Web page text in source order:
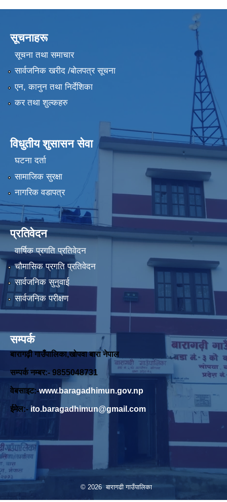
सूचनाहरू
सूचना तथा समाचार
सार्वजनिक खरीद /बोलपत्र सूचना
एन, कानुन तथा निर्देशिका
कर तथा शुल्कहरु
विधुतीय शुसासन सेवा
घटना दर्ता
सामाजिक सुरक्षा
नागरिक वडापत्र
प्रतिवेदन
वार्षिक प्रगति प्रतिवेदन
चौमासिक प्रगति प्रतिवेदन
सार्वजनिक सुनुवाई
सार्वजनिक परीक्षण
सम्पर्क
बारागढ़ी गाउँपालिका,खोपवा बारा नेपाल
सम्पर्क नम्बर:- 9855048731
वेबसाइट:-www.baragadhimun.gov.np
ईमेल:- ito.baragadhimun@gmail.com
© 2026 बारागढी गाउँपालिका